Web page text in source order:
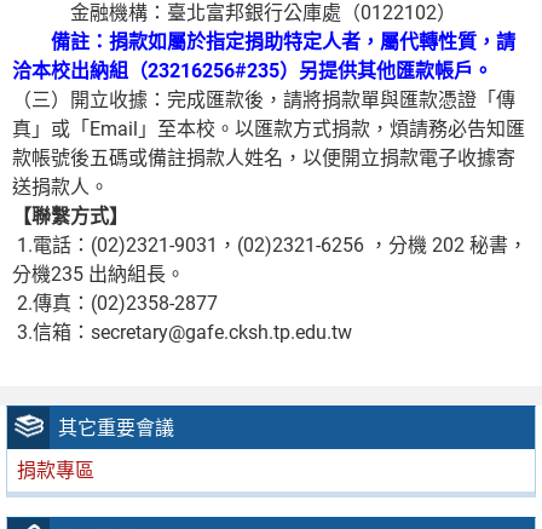
其它重要會議
捐款專區
金融機構：臺北富邦銀行公庫處（0122102）
備註：捐款如屬於指定捐助特定人者，屬代轉性質，請
洽本校出納組（23216256#235）另提供其他匯款帳戶。
（三）開立收據：完成匯款後，請將捐款單與匯款憑證「傳
真」或「Email」至本校。以匯款方式捐款，煩請務必告知匯
款帳號後五碼或備註捐款人姓名，以便開立捐款電子收據寄
送捐款人。
【聯繫方式】
1.電話：(02)2321-9031，(02)2321-6256 ，分機 202 秘書，
分機235 出納組長。
2.傳真：(02)2358-2877
3.信箱：secretary@gafe.cksh.tp.edu.tw